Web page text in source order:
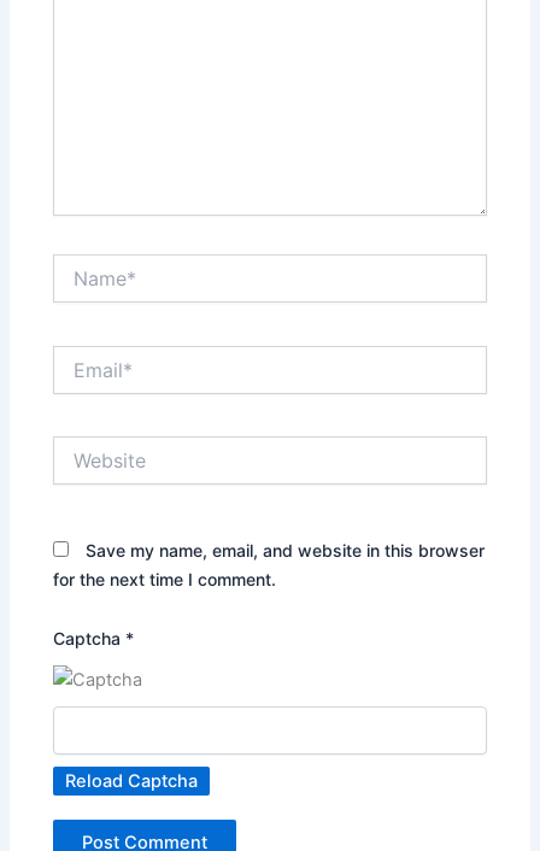
Save my name, email, and website in this browser
for the next time I comment.
Captcha *
Reload Captcha